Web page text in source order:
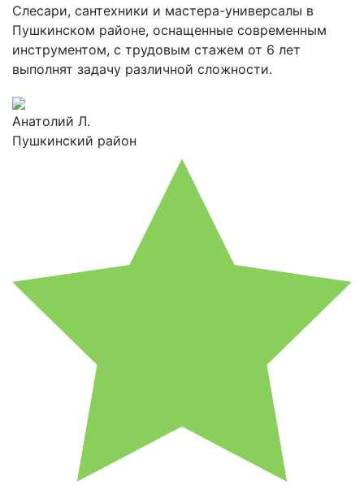
Слесари, сантехники и мастера-универсалы в
Пушкинском районе, оснащенные современным
инструментом, с трудовым стажем от 6 лет
выполнят задачу различной сложности.
Анатолий Л.
Пушкинский район